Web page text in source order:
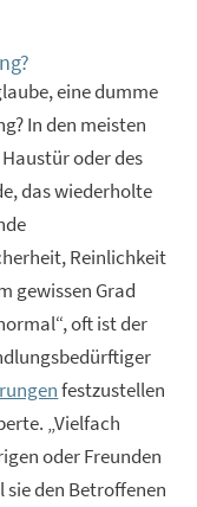
eine dumme
In den meisten
oder des
das wiederholte
Reinlichkeit
gewissen Grad
oft ist der
festzustellen
„Vielfach
oder Freunden
den Betroffenen